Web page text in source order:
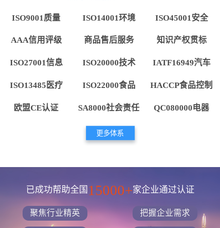
ISO9001质量 ISO14001环境 ISO45001安全
AAA信用评级 商品售后服务 知识产权贯标
ISO27001信息 ISO20000技术 IATF16949汽车
ISO13485医疗 ISO22000食品 HACCP食品控制
欧盟CE认证 SA8000社会责任 QC080000电器
更多体系
已成功帮助全国 15000+家企业通过认证
聚焦行业精英 把握企业需求